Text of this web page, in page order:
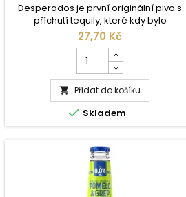
Desperados je první originální pivo s
příchutí tequily, které kdy bylo
vyrobeno. Vyrábí se ve francouzském
pivovaru Fischer odkud je exportováno
do celého světa. Je jedním z mála piv,
které se díky osvěžující nasládlé chuti
těší popularitě jak mezi muži, tak mezi
ženami. Obsah alkoholu 5,9 odpovídá
nám srozumitelnější “patnáctce.“
Jedinečná kombinace...
27,70 Kč
kusů
produktu
Desperados
Original
0,5l
plech
 Přidat do košíku
 Skladem